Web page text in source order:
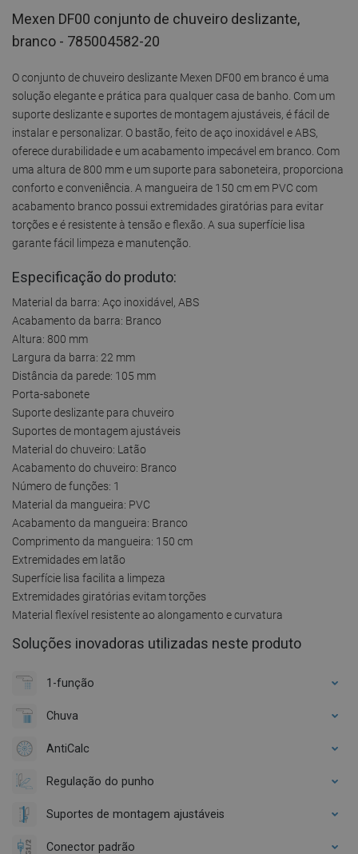
Mexen DF00 conjunto de chuveiro deslizante,
branco - 785004582-20
O conjunto de chuveiro deslizante Mexen DF00 em branco é uma
solução elegante e prática para qualquer casa de banho. Com um
suporte deslizante e suportes de montagem ajustáveis, é fácil de
instalar e personalizar. O bastão, feito de aço inoxidável e ABS,
oferece durabilidade e um acabamento impecável em branco. Com
uma altura de 800 mm e um suporte para saboneteira, proporciona
conforto e conveniência. A mangueira de 150 cm em PVC com
acabamento branco possui extremidades giratórias para evitar
torções e é resistente à tensão e flexão. A sua superfície lisa
garante fácil limpeza e manutenção.
Especificação do produto:
Material da barra: Aço inoxidável, ABS
Acabamento da barra: Branco
Altura: 800 mm
Largura da barra: 22 mm
Distância da parede: 105 mm
Porta-sabonete
Suporte deslizante para chuveiro
Suportes de montagem ajustáveis
Material do chuveiro: Latão
Acabamento do chuveiro: Branco
Número de funções: 1
Material da mangueira: PVC
Acabamento da mangueira: Branco
Comprimento da mangueira: 150 cm
Extremidades em latão
Superfície lisa facilita a limpeza
Extremidades giratórias evitam torções
Material flexível resistente ao alongamento e curvatura
Soluções inovadoras utilizadas neste produto
1-função
Chuva
AntiCalc
Regulação do punho
Suportes de montagem ajustáveis
Conector padrão